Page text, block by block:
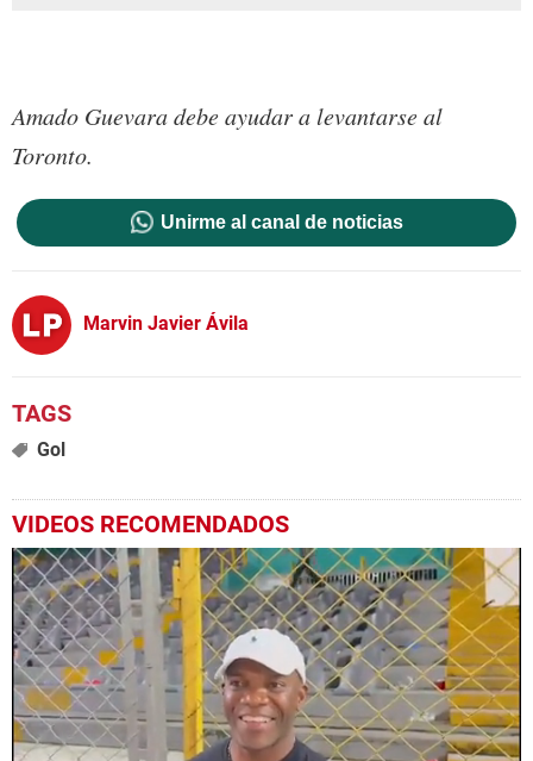
Amado Guevara debe ayudar a levantarse al
Toronto.
Unirme al canal de noticias
Marvin Javier Ávila
Gol
VIDEOS RECOMENDADOS